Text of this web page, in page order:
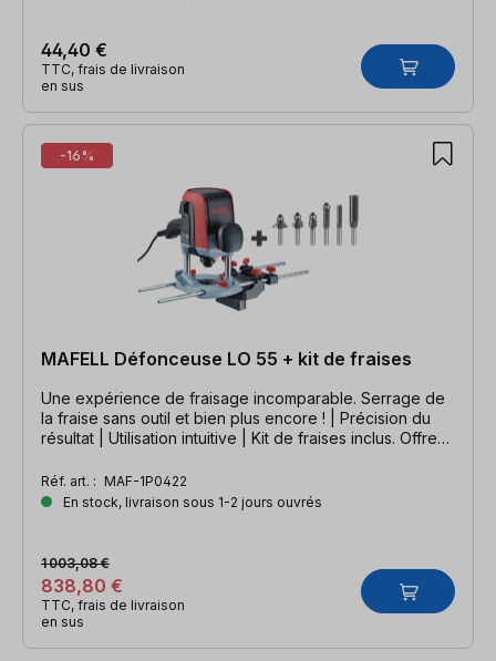
44,40 €
TTC, frais de livraison
en sus
-16%
MAFELL Défonceuse LO 55 + kit de fraises
Une expérience de fraisage incomparable. Serrage de
la fraise sans outil et bien plus encore ! | Précision du
résultat | Utilisation intuitive | Kit de fraises inclus. Offre
Réf. art. : MAF-1P0422
En stock, livraison sous 1-2 jours ouvrés
838,80 €
1 003,08 €
TTC, frais de livraison
en sus